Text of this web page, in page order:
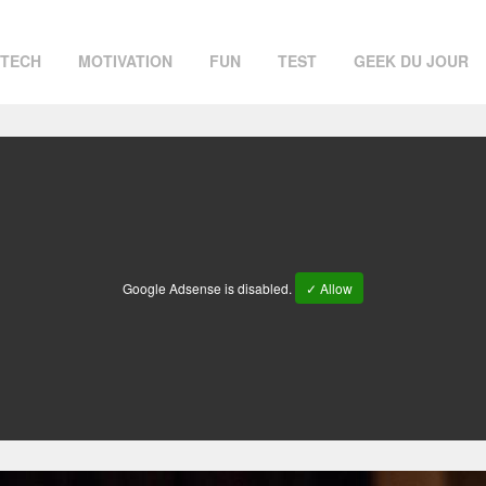
TECH MOTIVATION FUN TEST GEEK DU JOUR
Google Adsense is disabled. ✓ Allow